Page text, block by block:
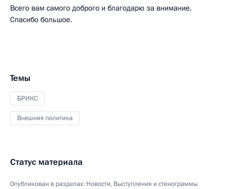
Всего вам самого доброго и благодарю за внимание.
Спасибо большое.
Темы
БРИКС
Внешняя политика
Статус материала
Опубликован в разделах: Новости, Выступления и стенограммы